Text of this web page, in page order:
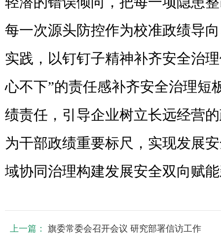
每一次源头防控作为校准政绩导
实践，以钉钉子精神补齐安全治
心不下”的责任感补齐安全治理短
绩责任，引导企业树立长远经营
为干部政绩重要标尺，实现发展
域协同治理构建发展安全双向赋
上一篇： 旗委常委会召开会议 研究部署信访工作